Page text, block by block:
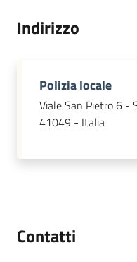
o
argomenti...
Seguici
Indirizzo
Polizia locale
Viale San Pietro 6 -
41049 - Italia
Contatti